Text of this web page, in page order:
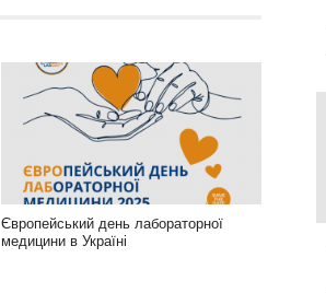
Європейський день лабораторної
медицини в Україні